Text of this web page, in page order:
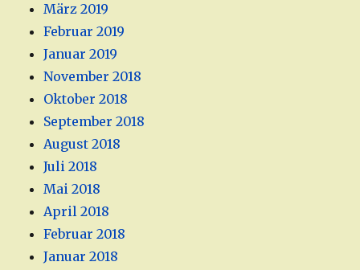
März 2019
Februar 2019
Januar 2019
November 2018
Oktober 2018
September 2018
August 2018
Juli 2018
Mai 2018
April 2018
Februar 2018
Januar 2018